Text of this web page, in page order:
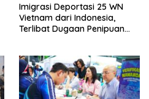
Imigrasi Deportasi 25 WN
Vietnam dari Indonesia,
Terlibat Dugaan Penipuan